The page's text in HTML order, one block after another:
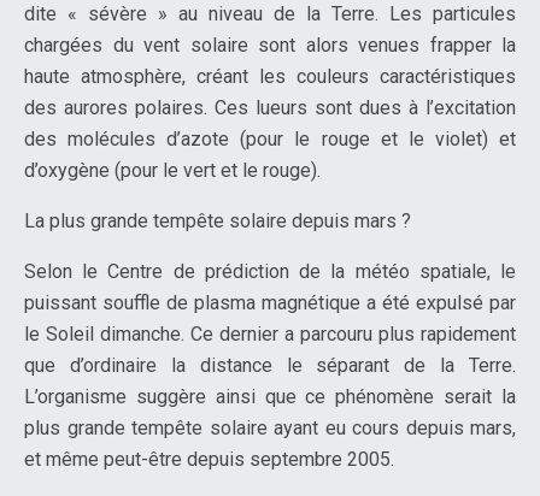
dite « sévère » au niveau de la Terre. Les particules
chargées du vent solaire sont alors venues frapper la
haute atmosphère, créant les couleurs caractéristiques
des aurores polaires. Ces lueurs sont dues à l’excitation
des molécules d’azote (pour le rouge et le violet) et
d’oxygène (pour le vert et le rouge).
La plus grande tempête solaire depuis mars ?
Selon le Centre de prédiction de la météo spatiale, le
puissant souffle de plasma magnétique a été expulsé par
le Soleil dimanche. Ce dernier a parcouru plus rapidement
que d’ordinaire la distance le séparant de la Terre.
L’organisme suggère ainsi que ce phénomène serait la
plus grande tempête solaire ayant eu cours depuis mars,
et même peut-être depuis septembre 2005.